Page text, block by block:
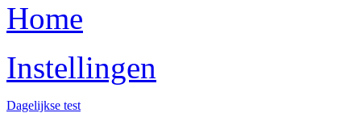
Home
Instellingen
Dagelijkse test